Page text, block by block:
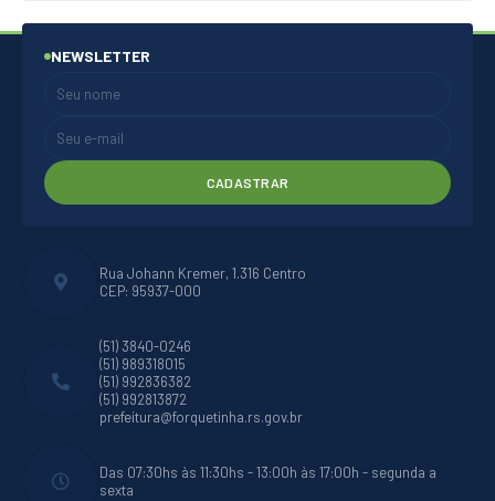
Rua Johann Kremer, 1.316 Centro
CEP: 95937-000
(51) 3840-0246
(51) 989318015
(51) 992836382
(51) 992813872
prefeitura@forquetinha.rs.gov.br
Das 07:30hs às 11:30hs - 13:00h às 17:00h - segunda a
sexta
NEWSLETTER
CADASTRAR